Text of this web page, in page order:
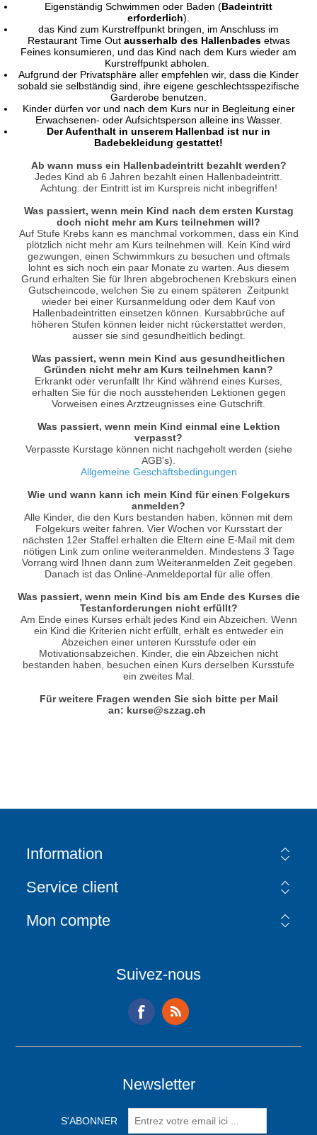
Eigenständig Schwimmen oder Baden (Badeintritt
erforderlich).
das Kind zum Kurstreffpunkt bringen, im Anschluss im
Restaurant Time Out ausserhalb des Hallenbadesetwas
Feines konsumieren, und das Kind nach dem Kurs wieder am
Kurstreffpunkt abholen.
Aufgrund der Privatsphäre aller empfehlen wir, dass die Kinder
sobald sie selbständig sind, ihre eigene geschlechtsspezifische
Garderobe benutzen.
Kinder dürfen vor und nach dem Kurs nur in Begleitung einer
Erwachsenen- oder Aufsichtsperson alleine ins Wasser.
Der Aufenthalt in unserem Hallenbad ist nur in
Badebekleidung gestattet!
Ab wann muss ein Hallenbadeintritt bezahlt werden?
Jedes Kind ab 6 Jahren bezahlt einen Hallenbadeintritt.
Achtung: der Eintritt ist im Kurspreis nicht inbegriffen!
Was passiert, wenn mein Kind nach dem ersten Kurstag
doch nicht mehr am Kurs teilnehmen will?
Auf Stufe Krebs kann es manchmal vorkommen, dass ein Kind
plötzlich nicht mehr am Kurs teilnehmen will. Kein Kind wird
gezwungen, einen Schwimmkurs zu besuchen und oftmals
lohnt es sich noch ein paar Monate zu warten. Aus diesem
Grund erhalten Sie für Ihren abgebrochenen Krebskurs einen
Gutscheincode, welchen Sie zu einem späteren Zeitpunkt
wieder bei einer Kursanmeldung oder dem Kauf von
Hallenbadeintritten einsetzen können. Kursabbrüche auf
höheren Stufen können leider nicht rückerstattet werden,
ausser sie sind gesundheitlich bedingt.
Was passiert, wenn mein Kind aus gesundheitlichen
Gründen nicht mehr am Kurs teilnehmen kann?
Erkrankt oder verunfallt Ihr Kind während eines Kurses,
erhalten Sie für die noch ausstehenden Lektionen gegen
Vorweisen eines Arztzeugnisses eine Gutschrift.
Was passiert, wenn mein Kind einmal eine Lektion
verpasst?
Verpasste Kurstage können nicht nachgeholt werden (siehe
AGB's).
Allgemeine Geschäftsbedingungen
Wie und wann kann ich mein Kind für einen Folgekurs
anmelden?
Alle Kinder, die den Kurs bestanden haben, können mit dem
Folgekurs weiter fahren. Vier Wochen vor Kursstart der
nächsten 12er Staffel erhalten die Eltern eine E-Mail mit dem
nötigen Link zum online weiteranmelden. Mindestens 3 Tage
Vorrang wird Ihnen dann zum Weiteranmelden Zeit gegeben.
Danach ist das Online-Anmeldeportal für alle offen.
Was passiert, wenn mein Kind bis am Ende des Kurses die
Testanforderungen nicht erfüllt?
Am Ende eines Kurses erhält jedes Kind ein Abzeichen. Wenn
ein Kind die Kriterien nicht erfüllt, erhält es entweder ein
Abzeichen einer unteren Kursstufe oder ein
Motivationsabzeichen. Kinder, die ein Abzeichen nicht
bestanden haben, besuchen einen Kurs derselben Kursstufe
ein zweites Mal.
Für weitere Fragen wenden Sie sich bitte per Mail
an: kurse@szzag.ch
Information
Service client
Mon compte
Suivez-nous
Newsletter